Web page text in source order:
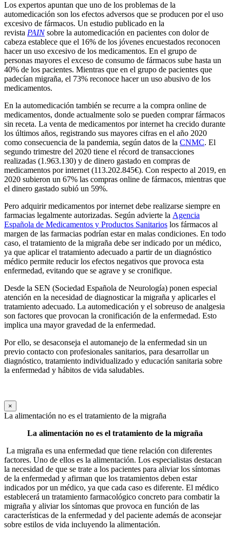
Los expertos apuntan que uno de los problemas de la
automedicación son los efectos adversos que se producen por el uso
excesivo de fármacos. Un estudio publicado en la
revista PAINsobre la automedicación en pacientes con dolor de
cabeza establece que el 16% de los jóvenes encuestados reconocen
hacer un uso excesivo de los medicamentos. En el grupo de
personas mayores el exceso de consumo de fármacos sube hasta un
40% de los pacientes. Mientras que en el grupo de pacientes que
padecían migraña, el 73% reconoce hacer un uso abusivo de los
medicamentos.
En la automedicación también se recurre a la compra online de
medicamentos, donde actualmente solo se pueden comprar fármacos
sin receta. La venta de medicamentos por internet ha crecido durante
los últimos años, registrando sus mayores cifras en el año 2020
como consecuencia de la pandemia, según datos de la CNMC. El
segundo trimestre del 2020 tiene el récord de transacciones
realizadas (1.963.130) y de dinero gastado en compras de
medicamentos por internet (113.202.845€). Con respecto al 2019, en
2020 subieron un 67% las compras online de fármacos, mientras que
el dinero gastado subió un 59%.
Pero adquirir medicamentos por internet debe realizarse siempre en
farmacias legalmente autorizadas. Según advierte la Agencia
Española de Medicamentos y Productos Sanitarios los fármacos al
margen de las farmacias podrían estar en malas condiciones. En todo
caso, el tratamiento de la migraña debe ser indicado por un médico,
ya que aplicar el tratamiento adecuado a partir de un diagnóstico
médico permite reducir los efectos negativos que provoca esta
enfermedad, evitando que se agrave y se cronifique.
Desde la SEN (Sociedad Española de Neurología) ponen especial
atención en la necesidad de diagnosticar la migraña y aplicarles el
tratamiento adecuado. La automedicación y el sobreuso de analgesia
son factores que provocan la cronificación de la enfermedad. Esto
implica una mayor gravedad de la enfermedad.
Por ello, se desaconseja el automanejo de la enfermedad sin un
previo contacto con profesionales sanitarios, para desarrollar un
diagnóstico, tratamiento individualizado y educación sanitaria sobre
la enfermedad y hábitos de vida saludables.
×
La alimentación no es el tratamiento de la migraña
La alimentación no es el tratamiento de la migraña
La migraña es una enfermedad que tiene relación con diferentes
factores. Uno de ellos es la alimentación. Los especialistas destacan
la necesidad de que se trate a los pacientes para aliviar los síntomas
de la enfermedad y afirman que los tratamientos deben estar
indicados por un médico, ya que cada caso es diferente. El médico
establecerá un tratamiento farmacológico concreto para combatir la
migraña y aliviar los síntomas que provoca en función de las
características de la enfermedad y del paciente además de aconsejar
sobre estilos de vida incluyendo la alimentación.